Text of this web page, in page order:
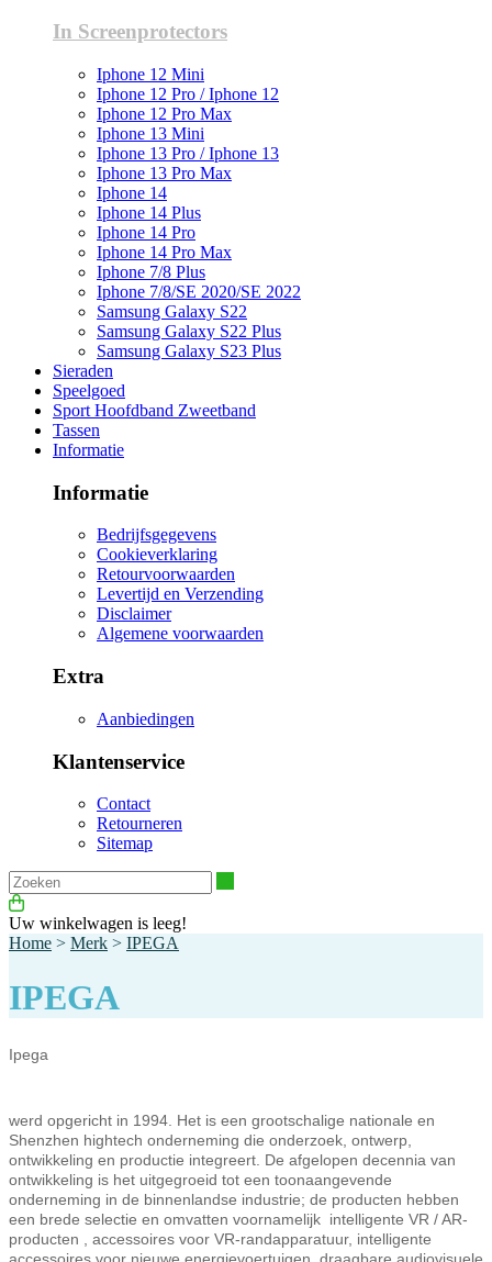
In Screenprotectors
Iphone 12 Mini
Iphone 12 Pro / Iphone 12
Iphone 12 Pro Max
Iphone 13 Mini
Iphone 13 Pro / Iphone 13
Iphone 13 Pro Max
Iphone 14
Iphone 14 Plus
Iphone 14 Pro
Iphone 14 Pro Max
Iphone 7/8 Plus
Iphone 7/8/SE 2020/SE 2022
Samsung Galaxy S22
Samsung Galaxy S22 Plus
Samsung Galaxy S23 Plus
Sieraden
Speelgoed
Sport Hoofdband Zweetband
Tassen
Informatie
Informatie
Bedrijfsgegevens
Cookieverklaring
Retourvoorwaarden
Levertijd en Verzending
Disclaimer
Algemene voorwaarden
Extra
Aanbiedingen
Klantenservice
Contact
Retourneren
Sitemap
Uw winkelwagen is leeg!
Home > Merk > IPEGA
IPEGA
Ipega
werd opgericht in 1994. Het is een grootschalige nationale en
Shenzhen hightech onderneming die onderzoek, ontwerp,
ontwikkeling en productie integreert. De afgelopen decennia van
ontwikkeling is het uitgegroeid tot een toonaangevende
onderneming in de binnenlandse industrie; de producten hebben
een brede selectie en omvatten voornamelijk intelligente VR / AR-
producten
, accessoires voor VR-randapparatuur, intelligente